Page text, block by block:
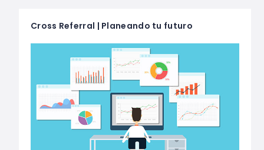
Cross Referral | Planeando tu futuro